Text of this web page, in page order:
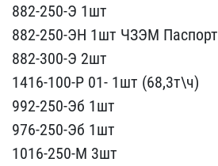
882-250-Э 1шт
88​2-250-ЭН 1шт ЧЗЭМ Паспор​т
882-300-Э 2шт
1416-100​-Р 01- 1шт (68,3т\ч)
992​-250-Эб 1шт
976-250-Эб 1​шт
1016-250-М 3шт